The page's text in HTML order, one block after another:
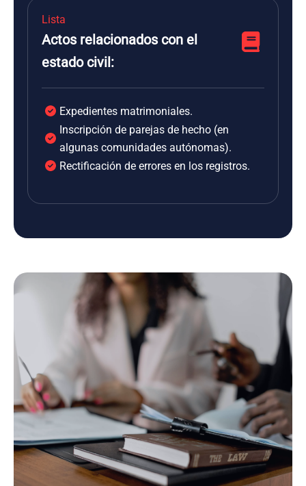
Lista
Actos relacionados con el
estado civil:
Expedientes matrimoniales.
Inscripción de parejas de hecho (en
algunas comunidades autónomas).
Rectificación de errores en los registros.